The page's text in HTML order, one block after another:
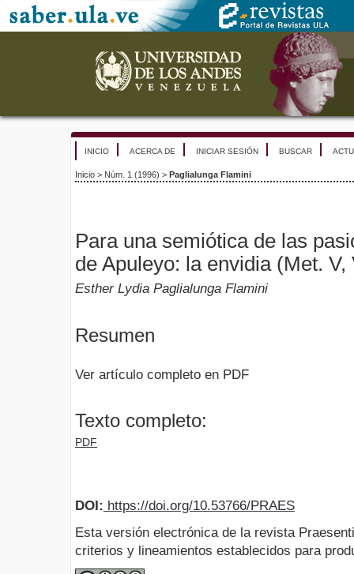
INICIO ACERCA DE INICIAR SESIÓN BUSCAR
Inicio > Núm. 1 (1996) > Paglialunga Flamini
Para una semiótica de las
de Apuleyo: la envidia (Met. V,
Esther Lydia Paglialunga Flamini
Resumen
Ver artículo completo en PDF
Texto completo:
PDF
DOI: https://doi.org/10.53766/PRAES
Esta versión electrónica de la revista
criterios y lineamientos establecidos para